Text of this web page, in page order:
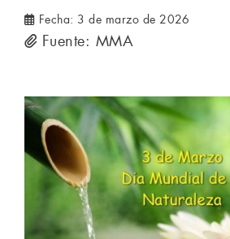
Fecha: 3 de marzo de 2026
Fuente: MMA